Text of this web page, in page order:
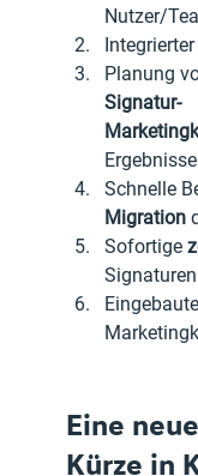
Nutzer/
Integrierter
Planung
Signatur-
Schnelle
Migration
Sofortige
Signaturen
Eine
Kürze in